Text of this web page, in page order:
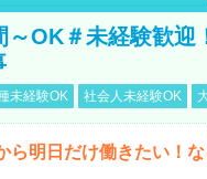
～OK＃未経験歓
未経験OK 社会人未経験OK
ら明日だけ働きたい！